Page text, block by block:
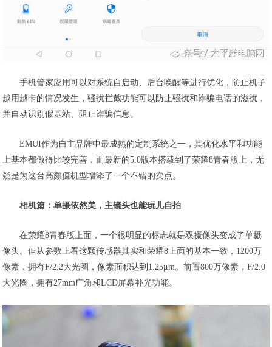
手机管家应用可以对系统自启动、后台唤醒等进行优化，防止机子
越用越卡的情况发生，骚扰拦截功能可以防止骚扰和诈骗电话的滋扰，
并自动识别假基站、阻止诈骗信息。
EMUI作为自主品牌中最成熟的定制系统之一，其优化水平和功能
上基本都做得比较完善，而最新的5.0版本搭载到了荣耀8青春版上，无
疑是为这台高颜值机型增添了一个不错的卖点。
相机篇：单摄依然美，主镜头也能玩儿自拍
在荣耀8青春版上面，一个很明显的标志就是双摄像头变成了单摄
像头。但从参数上看这颗传感器其实和荣耀8上面的基本一致，1200万
像素，拥有F/2.2大光圈，像素面积达到1.25μm。前置800万像素，F/2.0
大光圈，拥有27mm广角和LCD屏幕补光功能。